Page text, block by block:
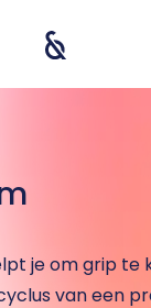
je om grip te
van een